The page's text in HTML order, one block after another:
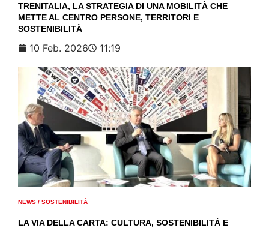
TRENITALIA, LA STRATEGIA DI UNA MOBILITÀ CHE
METTE AL CENTRO PERSONE, TERRITORI E
SOSTENIBILITÀ
10 Feb. 2026 11:19
NEWS / SOSTENIBILITÀ
LA VIA DELLA CARTA: CULTURA, SOSTENIBILITÀ E